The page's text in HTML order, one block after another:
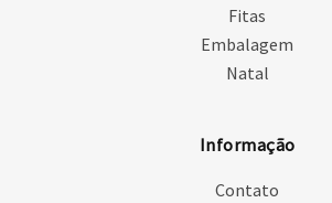
Fitas
Embalagem
Natal
Informação
Contato